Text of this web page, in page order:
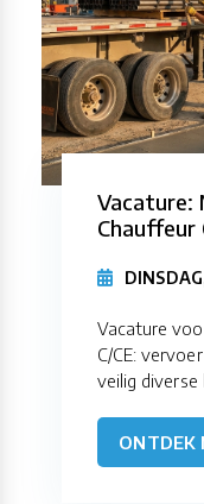
Vacature:
Chauffeur
Vacature
C/CE:
veilig
ONTDEK